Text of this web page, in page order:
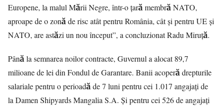
Europene, la malul Mării Negre, într-o țară membră NATO,
aproape de o zonă de risc atât pentru România, cât și pentru UE și
NATO, are astăzi un nou început”, a concluzionat Radu Miruță.
Până la semnarea noilor contracte, Guvernul a alocat 89,7
milioane de lei din Fondul de Garantare. Banii acoperă drepturile
salariale pentru o perioadă de 7 luni pentru cei 1.017 angajați de
la Damen Shipyards Mangalia S.A. Și pentru cei 526 de angajați